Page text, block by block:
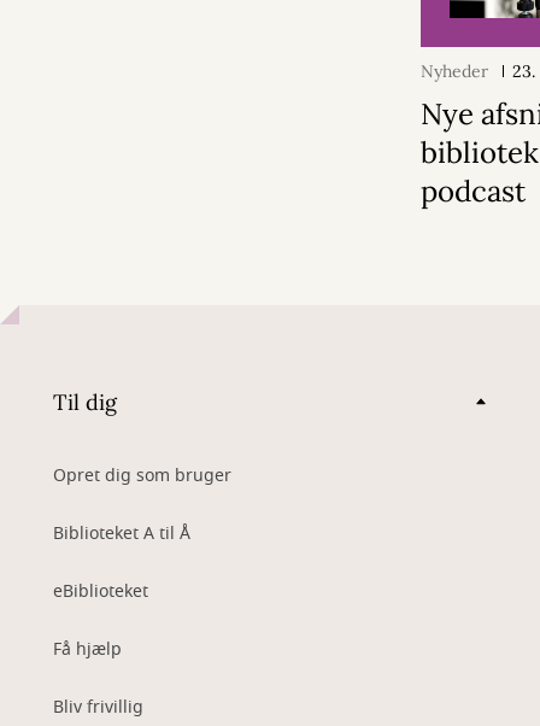
Nyheder
Nye
podcast
Til dig
Opret dig som bruger
Biblioteket A til Å
eBiblioteket
Få hjælp
Bliv frivillig